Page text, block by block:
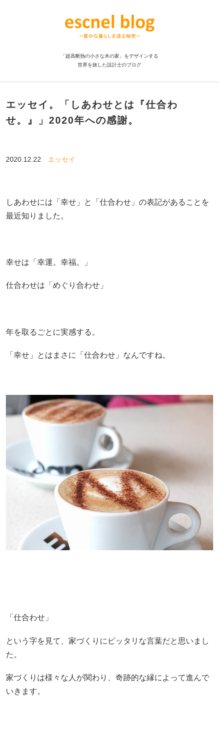
「超高断熱の小さな木の家」をデザインする
世界を旅した設計士のブログ
エッセイ。「しあわせとは『仕合わ
せ。』」2020年への感謝。
2020.12.22 エッセイ
しあわせには「幸せ」と「仕合わせ」の表記があることを
最近知りました。
幸せは「幸運。幸福。」
仕合わせは「めぐり合わせ」
年を取るごとに実感する。
「幸せ」とはまさに「仕合わせ」なんですね。
「仕合わせ」
という字を見て、家づくりにピッタリな言葉だと思いまし
た。
家づくりは様々な人が関わり、奇跡的な縁によって進んで
いきます。